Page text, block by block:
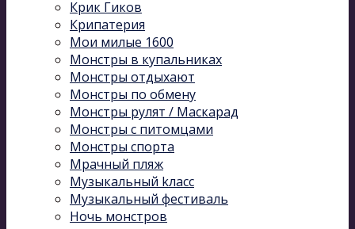
Крик Гиков
Крипатерия
Мои милые 1600
Монстры в купальниках
Монстры отдыхают
Монстры по обмену
Монстры рулят / Маскарад
Монстры с питомцами
Монстры спорта
Мрачный пляж
Музыкальный kласс
Музыкальный фестиваль
Ночь монстров